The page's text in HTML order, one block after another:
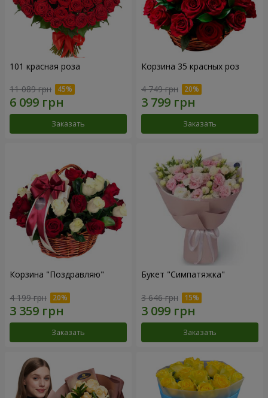
101 красная роза
11 089 грн
Заказать
Корзина 35 красных роз
4 749 грн
Заказать
Корзина "Поздравляю"
4 199 грн
Заказать
Букет "Симпатяжка"
3 646 грн
Заказать